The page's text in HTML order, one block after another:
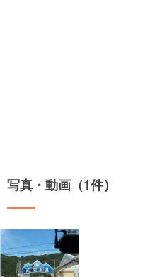
写真・動画（1件）